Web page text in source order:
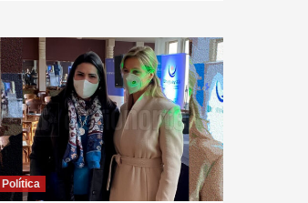
Política